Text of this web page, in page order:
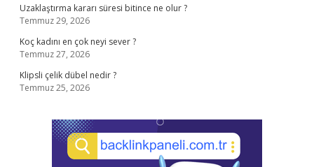
Uzaklaştırma kararı süresi bitince ne olur ?
Temmuz 29, 2026
Koç kadını en çok neyi sever ?
Temmuz 27, 2026
Klipsli çelik dübel nedir ?
Temmuz 25, 2026